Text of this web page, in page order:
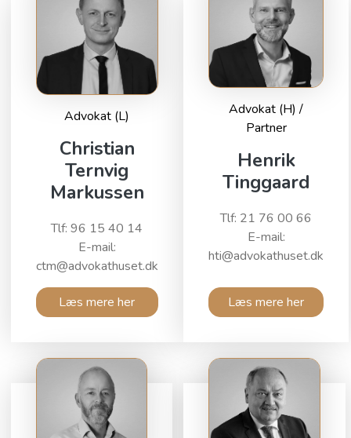
Advokat (L)
Christian
Ternvig
Markussen
Tlf: 96 15 40 14
E-mail:
ctm@advokathuset.dk
Læs mere her
Advokat (H) /
Partner
Henrik
Tinggaard
Tlf: 21 76 00 66
E-mail:
hti@advokathuset.dk
Læs mere her